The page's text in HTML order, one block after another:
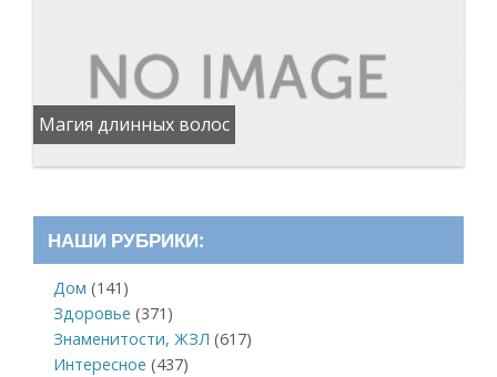
Магия длинных волос
НАШИ РУБРИКИ:
Дом (141)
Здоровье (371)
Знаменитости, ЖЗЛ (617)
Интересное (437)